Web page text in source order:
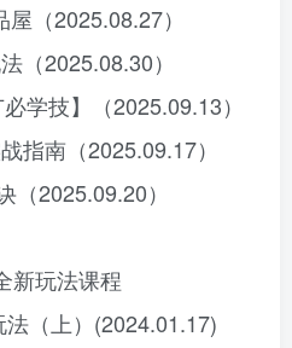
（2025.08.27）
（2025.08.30）
学技】（2025.09.13）
指南（2025.09.17）
（2025.09.20）
新玩法课程
（上）(2024.01.17)